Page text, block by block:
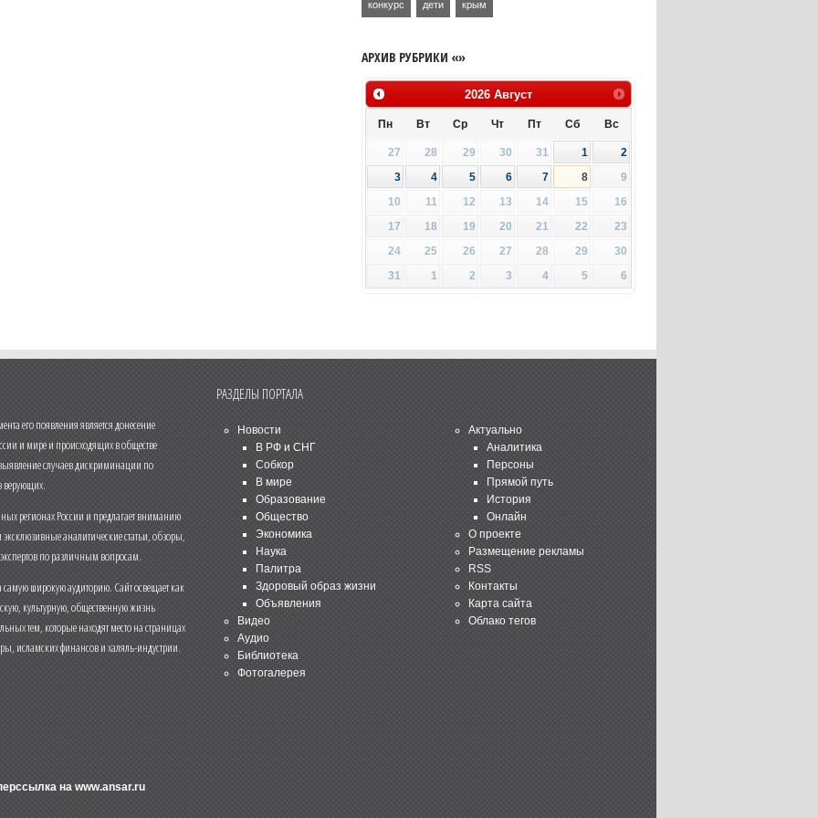
конкурс дети крым
АРХИВ РУБРИКИ «»
2026 Август
Пн Вт Ср Чт Пт Сб Вс
27 28 29 30 31 1
2
3
4 5 6 7 8
9
10
11 12 13 14 15
16
17
18 19 20 21 22
23
24
25 26 27 28 29
30
31
1 2 3 4 5 6
его появления является донесение
и мире и происходящих в обществе
случаев дискриминации по
регионах России и предлагает вниманию
аналитические статьи, обзоры,
по различным вопросам.
широкую аудиторию. Сайт освещает как
культурную, общественную жизнь
тем, которые находят место на страницах
исламских финансов и халяль-индустрии.
на www.ansar.ru
РАЗДЕЛЫ ПОРТАЛА
Новости
В РФ и СНГ
Собкор
В мире
Образование
Общество
Экономика
Наука
Палитра
Здоровый образ жизни
Объявления
Видео
Аудио
Библиотека
Фотогалерея
Актуально
Аналитика
Персоны
Прямой путь
История
Онлайн
О проекте
Размещение рекламы
RSS
Контакты
Карта сайта
Облако тегов